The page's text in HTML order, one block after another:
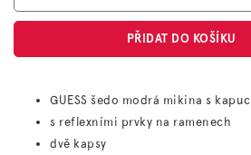
PŘIDAT DO KOŠÍKU
GUESS šedo modrá mikina s
s reflexními prvky na ramenech
dvě kapsy